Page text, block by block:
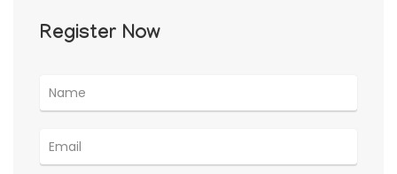
Register Now